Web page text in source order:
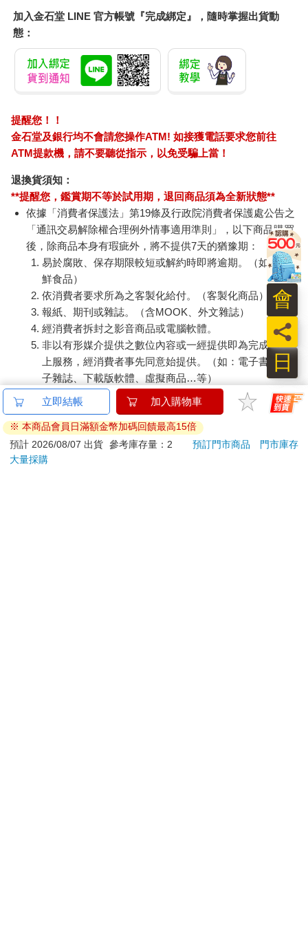
加入金石堂 LINE 官方帳號『完成綁定』，隨時掌握出貨動
態：
提醒您！！
金石堂及銀行均不會請您操作ATM! 如接獲電話要求您前往
ATM提款機，請不要聽從指示，以免受騙上當！
退換貨須知：
**提醒您，鑑賞期不等於試用期，退回商品須為全新狀態**
依據「消費者保護法」第19條及行政院消費者保護處公告之
「通訊交易解除權合理例外情事適用準則」，以下商品購買
後，除商品本身有瑕疵外，將不提供7天的猶豫期：
易於腐敗、保存期限較短或解約時即將逾期。（如：生
鮮食品）
依消費者要求所為之客製化給付。（客製化商品）
報紙、期刊或雜誌。（含MOOK、外文雜誌）
經消費者拆封之影音商品或電腦軟體。
非以有形媒介提供之數位內容或一經提供即為完成之線
上服務，經消費者事先同意始提供。（如：電子書、電
子雜誌、下載版軟體、虛擬商品…等）
已拆封之個人衛生用品。（如：內衣褲、刮鬍刀、除毛
若非上列種類商品，均享有到貨7天的猶豫期（含例假
日）。
辦理退換貨時，商品（組合商品恕無法接受單獨退貨）必須
日
員
會